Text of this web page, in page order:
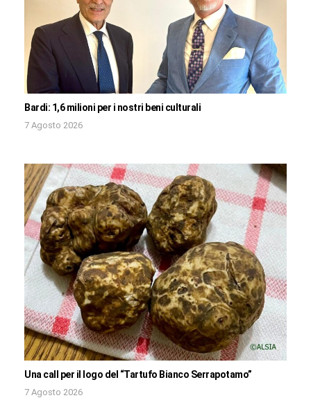
Bardi: 1,6 milioni per i nostri beni culturali
7 Agosto 2026
Una call per il logo del “Tartufo Bianco Serrapotamo”
7 Agosto 2026